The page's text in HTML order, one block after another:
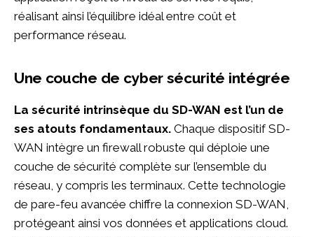
réalisant ainsi l’équilibre idéal entre coût et
performance réseau.
Une couche de cyber sécurité intégrée
La sécurité intrinsèque du SD-WAN est l’un de
ses atouts fondamentaux. Chaque dispositif SD-
WAN intègre un firewall robuste qui déploie une
couche de sécurité complète sur l’ensemble du
réseau, y compris les terminaux. Cette technologie
de pare-feu avancée chiffre la connexion SD-WAN,
protégeant ainsi vos données et applications cloud.